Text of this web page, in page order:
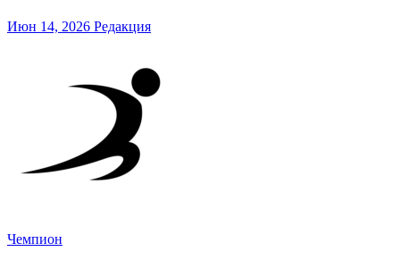
Июн 14, 2026 Редакция
Чемпион